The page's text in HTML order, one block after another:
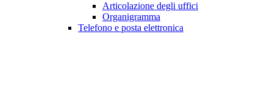
Articolazione degli uffici
Organigramma
Telefono e posta elettronica